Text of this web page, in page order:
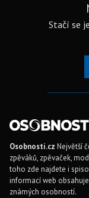
Stačí se
Osobnosti.cz Největší
zpěváků, zpěvaček,
toho zde najdete i
informací web
známých osobností.